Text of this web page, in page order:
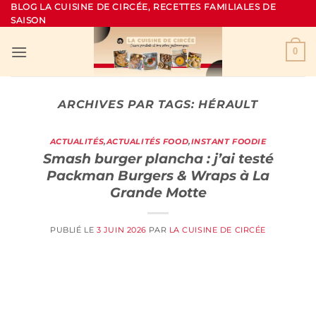
Passer
au
BLOG LA CUISINE DE CIRCÉE, RECETTES FAMILIALES DE
SAISON
0
ARCHIVES PAR TAGS:HÉRAULT
ACTUALITÉS,ACTUALITÉS FOOD,INSTANT FOODIE
Smash burger plancha : j’ai testé
Packman Burgers & Wraps à La
Grande Motte
PUBLIÉ LE 3 JUIN 2026 PAR LA CUISINE DE CIRCÉE